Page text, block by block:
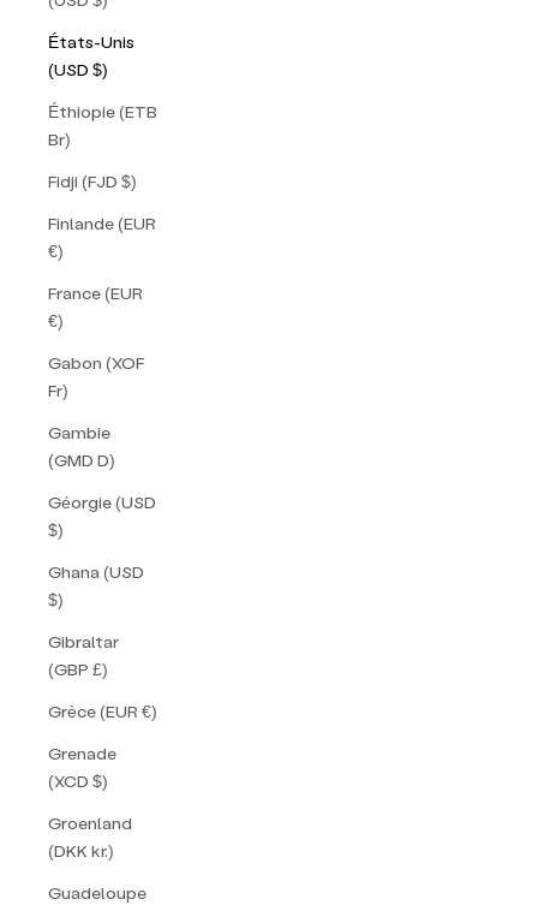
États-Unis
(USD $)
Éthiopie (ETB
Br)
Fidji (FJD $)
Finlande (EUR
€)
France (EUR
€)
Gabon (XOF
Fr)
Gambie
(GMD D)
Géorgie (USD
$)
Ghana (USD
$)
Gibraltar
(GBP £)
Grèce (EUR €)
Grenade
(XCD $)
Groenland
(DKK kr.)
Guadeloupe